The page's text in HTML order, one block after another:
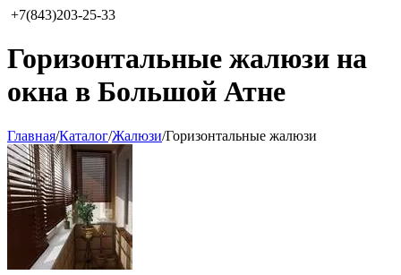
+7(843)203-25-33
Горизонтальные жалюзи на
окна в Большой Атне
Главная/Каталог/Жалюзи/Горизонтальные жалюзи